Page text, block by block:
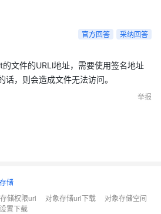
官方回答 采纳回答
文件的URLl地址，需要使用签名地址
，则会造成文件无法访问。
举报
储
储权限url 对象存储url下载
对象存储空间
置下载